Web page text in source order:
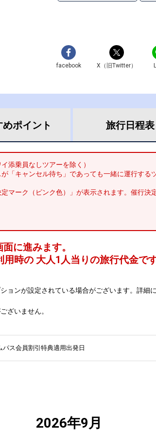
facebook X（旧Twitter）
めポイント 旅行日程表
添乗員なしツアーを除く）
「キャンセル待ち」であっても一緒に運行する
マーク（ピンク色）」が表示されます。催行決
に進みます。
用時の 大人1人当りの旅行代金です
ョンが設定されている場合がございます。詳細
ざいません。
パス会員割引特典適用出発日
2026年9月